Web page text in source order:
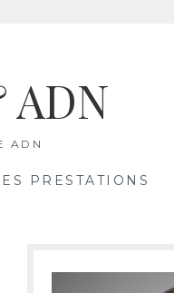
ADN
ADN
PRESTATIONS